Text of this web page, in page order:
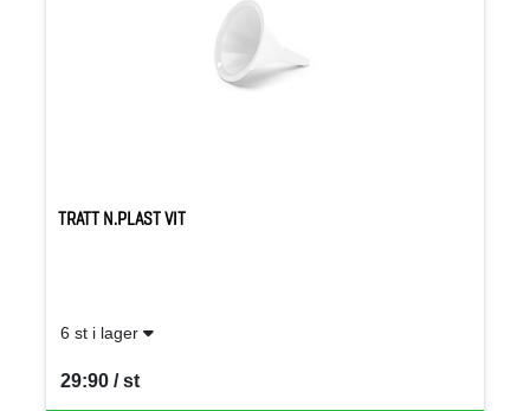
TRATT N.PLAST VIT
6 st i lager
29:90 / st
SEK per ST